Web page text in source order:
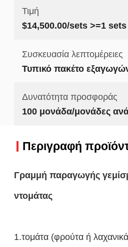
Τιμή
$14,500.00/sets >=1 sets
Συσκευασία λεπτομέρειες
Τυπικό πακέτο
Δυνατότητα προσφοράς
100 μονάδα/μονάδες
Περιγραφή
Γραμμή παραγωγής
ντομάτας
1.τομάτα (φρούτα ή